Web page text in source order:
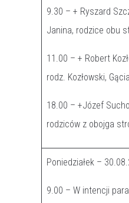
9.30 – + Ryszard
Janina, rodzice obu
11.00 – + Robert
rodz. Kozłowski,
18.00 – +Józef
rodziców z obojga
Poniedziałek –
9.00 – W intencji